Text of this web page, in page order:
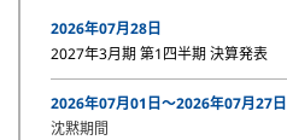
2026年07月28日
2027年3月期 第1四半期 決算発表
2026年07月01日〜2026年07月27日
沈黙期間